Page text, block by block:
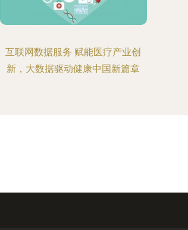
互联网数据服务 赋能医疗产业创
新，大数据驱动健康中国新篇章